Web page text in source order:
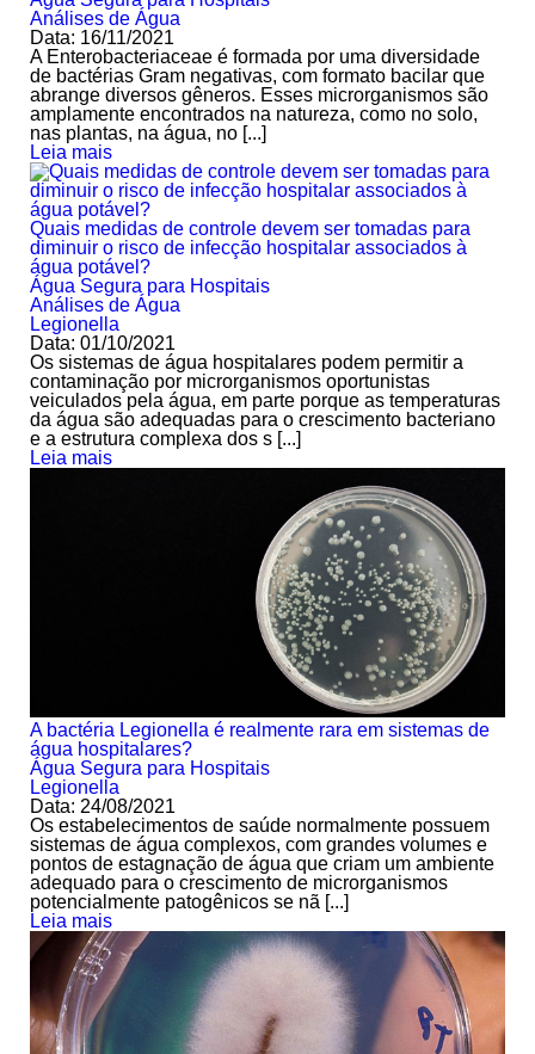
Análises de Água
Data: 16/11/2021
A Enterobacteriaceae é formada por uma diversidade
de bactérias Gram negativas, com formato bacilar que
abrange diversos gêneros. Esses microrganismos são
amplamente encontrados na natureza, como no solo,
nas plantas, na água, no [...]
Leia mais
Quais medidas de controle devem ser tomadas para
diminuir o risco de infecção hospitalar associados à
água potável?
Água Segura para Hospitais
Análises de Água
Legionella
Data: 01/10/2021
Os sistemas de água hospitalares podem permitir a
contaminação por microrganismos oportunistas
veiculados pela água, em parte porque as temperaturas
da água são adequadas para o crescimento bacteriano
e a estrutura complexa dos s [...]
Leia mais
A bactéria Legionella é realmente rara em sistemas de
água hospitalares?
Água Segura para Hospitais
Legionella
Data: 24/08/2021
Os estabelecimentos de saúde normalmente possuem
sistemas de água complexos, com grandes volumes e
pontos de estagnação de água que criam um ambiente
adequado para o crescimento de microrganismos
potencialmente patogênicos se nã [...]
Leia mais